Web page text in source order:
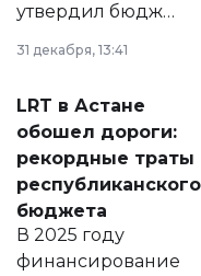
утвердил бюджет
города на 2026–
2028 годы.
документ
появился в базе
нормативных
правовых актов и
на сайте маслихат
города.
31 декабря, 13:41
LRT в Астане
обошел дороги:
рекордные траты
республиканского
бюджета
В 2025 году
финансирование